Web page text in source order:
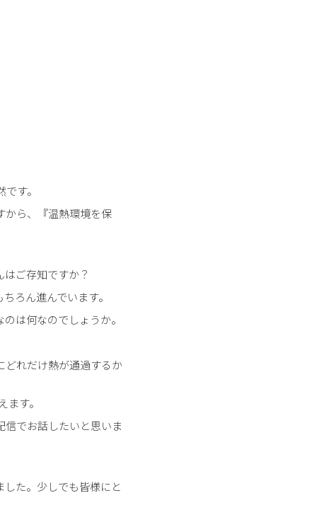
す。
から、『温熱環境を保
ご存知ですか？
ろん進んでいます。
は何なのでしょうか。
れだけ熱が通過するか
す。
でお話したいと思いま
た。少しでも皆様にと